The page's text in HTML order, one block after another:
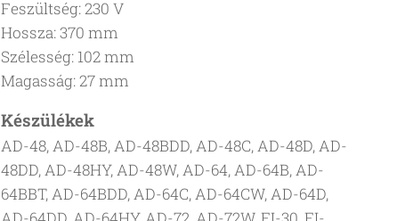
Feszültség: 230 V
Hossza: 370 mm
Szélesség: 102 mm
Magasság: 27 mm
Készülékek
AD-48, AD-48B, AD-48BDD, AD-48C, AD-48D, AD-
48DD, AD-48HY, AD-48W, AD-64, AD-64B, AD-
64BBT, AD-64BDD, AD-64C, AD-64CW, AD-64D,